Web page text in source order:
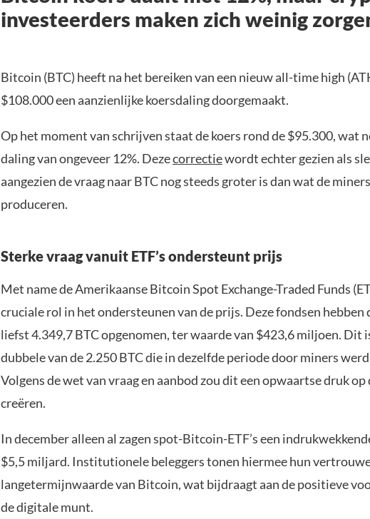
investeerders maken zich weinig
Bitcoin (BTC) heeft na het bereiken van een nieuw all-time high
$108.000 een aanzienlijke koersdaling doorgemaakt.
Op het moment van schrijven staat de koers rond de $95.300, wat
daling van ongeveer 12%. Dezecorrectiewordt echter gezien als
aangezien de vraag naar BTC nog steeds groter is dan wat de
produceren.
Sterke vraag vanuit ETF’s ondersteunt prijs
Met name de Amerikaanse Bitcoin Spot Exchange-Traded Funds
cruciale rol in het ondersteunen van de prijs. Deze fondsen hebben
liefst 4.349,7 BTC opgenomen, ter waarde van $423,6 miljoen. Dit
dubbele van de 2.250 BTC die in dezelfde periode door miners
Volgens de wet van vraag en aanbod zou dit een opwaartse druk
creëren.
In december alleen al zagen spot-Bitcoin-ETF’s een
$5,5 miljard. Institutionele beleggers tonen hiermee hun
langetermijnwaarde van Bitcoin, wat bijdraagt aan de positieve
de digitale munt.